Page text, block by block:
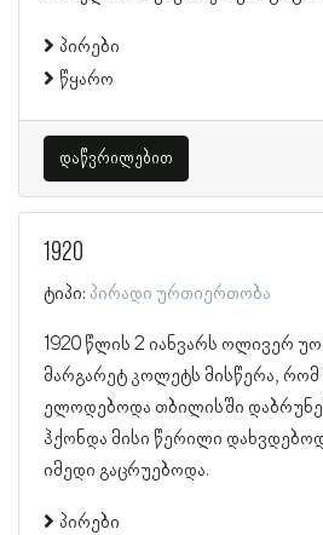
პირები
წყარო
დაწვრილებით
1920
ტიპი: პირადი ურთიერთობა
1920 წლის 2 იანვარს ოლივერ
მარგარეტ კოლეტს მისწერა,
ელოდებოდა თბილისში
ჰქონდა მისი წერილი
იმედი გაცრუებოდა.
პირები